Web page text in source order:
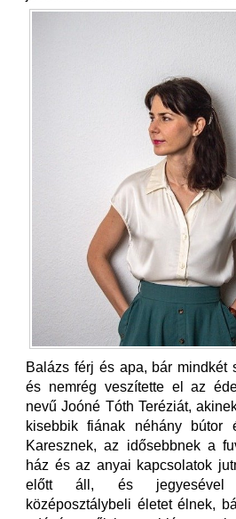
Balázs férj és apa, bár mindkét
és nemrég veszítette el az
nevű Joóné Tóth Teréziát,
kisebbik fiának néhány bútor
Karesznek, az idősebbnek a
ház és az anyai kapcsolatok
előtt áll, és jegyesével
középosztálybeli életet élnek,